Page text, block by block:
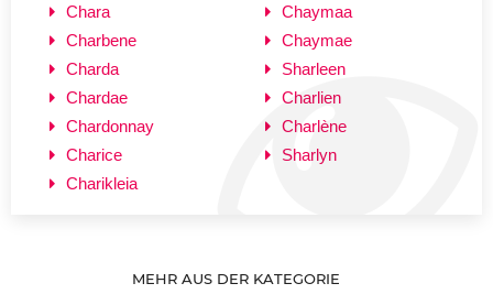
Chara
Charbene
Charda
Chardae
Chardonnay
Charice
Charikleia
Chaymaa
Chaymae
Sharleen
Charlien
Charlène
Sharlyn
MEHR AUS DER KATEGORIE